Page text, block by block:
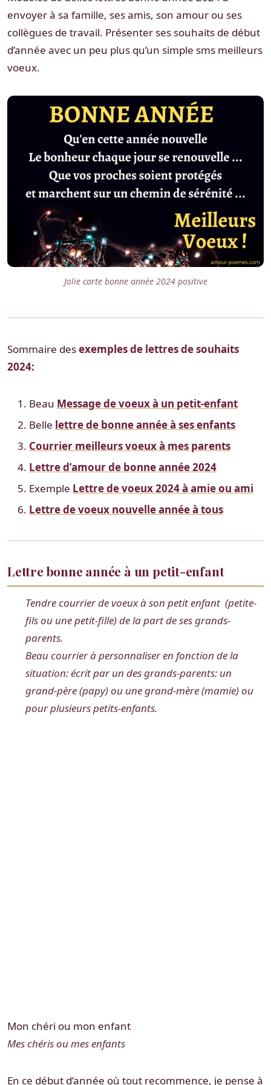
envoyer à sa famille, ses amis, son amour ou ses
collègues de travail. Présenter ses souhaits de début
d’année avec un peu plus qu’un simple sms meilleurs
voeux.
Jolie carte bonne année 2024 positive
Sommaire desexemples de lettres de souhaits
2024:
Beau Message de voeux à un petit-enfant
Belle lettre de bonne année à ses enfants
Courrier meilleurs voeux à mes parents
Lettre d’amour de bonne année 2024
Exemple Lettre de voeux 2024 à amie ou ami
Lettre de voeux nouvelle année à tous
Lettre bonne année à un petit-enfant
Tendre courrier de voeux à son petit enfant (petite-
fils ou une petit-fille) de la part de ses grands-
parents.
Beau courrier à personnaliser en fonction de la
situation: écrit par un des grands-parents: un
grand-père (papy) ou une grand-mère (mamie) ou
pour plusieurs petits-enfants.
Mon chéri ou mon enfant
Mes chéris ou mes enfants
En ce début d’année où tout recommence, je pense à